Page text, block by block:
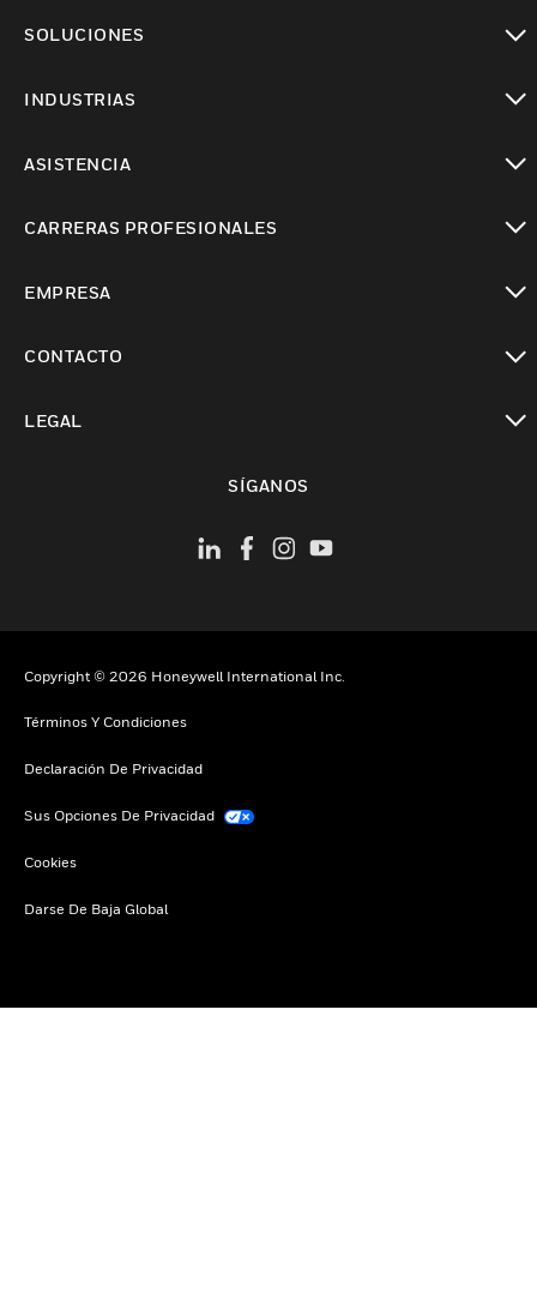
SOLUCIONES
INDUSTRIAS
ASISTENCIA
CARRERAS PROFESIONALES
EMPRESA
CONTACTO
LEGAL
SÍGANOS
Copyright © 2026 Honeywell International Inc.
Términos Y Condiciones
Declaración De Privacidad
Sus Opciones De Privacidad
Cookies
Darse De Baja Global